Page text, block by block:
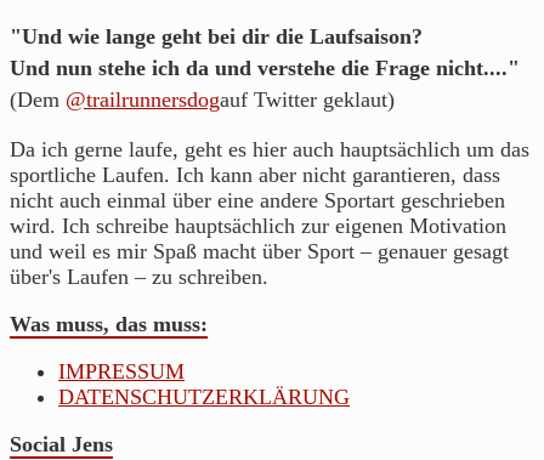
"Und wie lange geht bei dir die Laufsaison?
Und nun stehe ich da und verstehe die Frage nicht...."
(Dem @trailrunnersdogauf Twitter geklaut)
Da ich gerne laufe, geht es hier auch hauptsächlich um das
sportliche Laufen. Ich kann aber nicht garantieren, dass
nicht auch einmal über eine andere Sportart geschrieben
wird. Ich schreibe hauptsächlich zur eigenen Motivation
und weil es mir Spaß macht über Sport – genauer gesagt
über's Laufen – zu schreiben.
Was muss, das muss:
IMPRESSUM
DATENSCHUTZERKLÄRUNG
Social Jens